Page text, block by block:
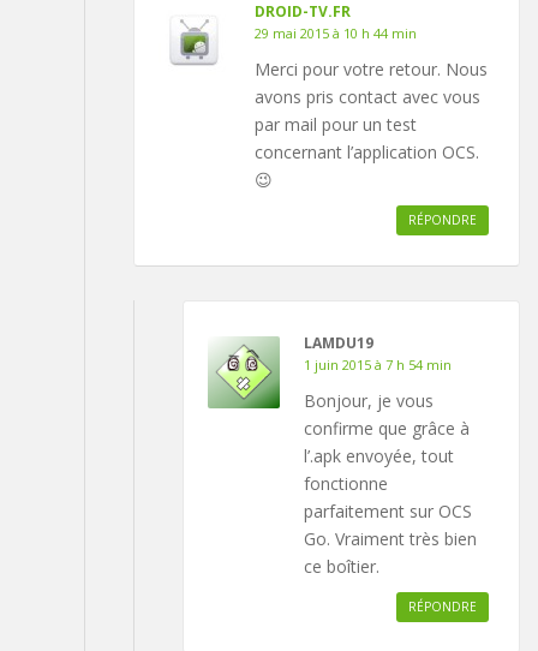
DROID-TV.FR
29 mai 2015 à 10 h 44 min
Merci pour votre retour. Nous
avons pris contact avec vous
par mail pour un test
concernant l’application OCS.
😉
RÉPONDRE
LAMDU19
1 juin 2015 à 7 h 54 min
Bonjour, je vous
confirme que grâce à
l’.apk envoyée, tout
fonctionne
parfaitement sur OCS
Go. Vraiment très bien
ce boîtier.
RÉPONDRE